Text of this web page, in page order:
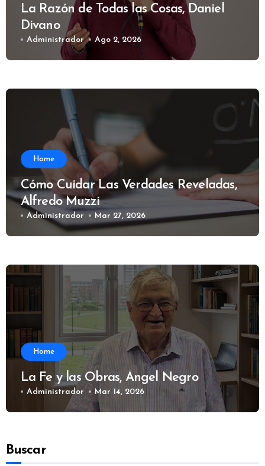
La Razón de Todas las Cosas, Daniel
Divano
Administrador Ago 2, 2026
Home
Cómo Cuidar Las Verdades Reveladas,
Alfredo Muzzi
Administrador Mar 27, 2026
Home
La Fe y las Obras, Ángel Negro
Administrador Mar 14, 2026
Buscar